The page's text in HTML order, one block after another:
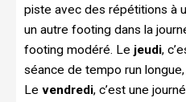
piste avec des répétitions à
un autre footing dans la
footing modéré. Le jeudi,
séance de tempo run
Le vendredi, c’est une